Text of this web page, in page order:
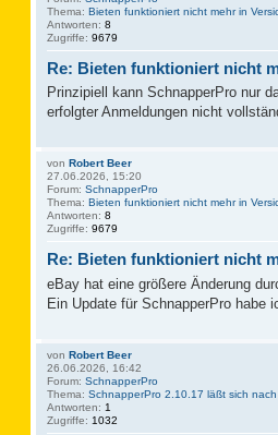
Thema: Bieten funktioniert nicht mehr in
Antworten: 8
Zugriffe: 9679
Re: Bieten funktioniert nicht
Prinzipiell kann SchnapperPro nur
erfolgter Anmeldungen nicht
von Robert Beer
27.06.2026, 15:20
Forum: SchnapperPro
Thema: Bieten funktioniert nicht mehr in
Antworten: 8
Zugriffe: 9679
Re: Bieten funktioniert nicht
eBay hat eine größere Änderung
Ein Update für SchnapperPro habe
von Robert Beer
26.06.2026, 16:42
Forum: SchnapperPro
Thema: SchnapperPro 2.10.17 läßt sich
Antworten: 1
Zugriffe: 1032